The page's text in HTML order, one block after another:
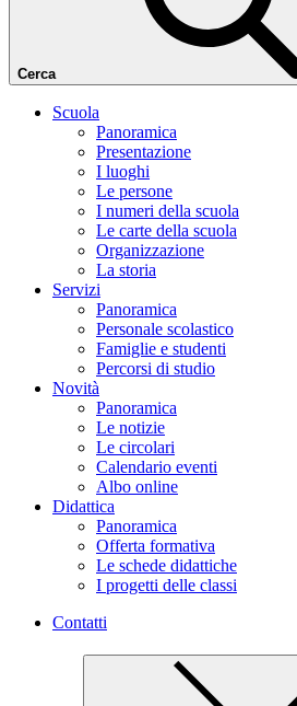
Cerca
Scuola
Panoramica
Presentazione
I luoghi
Le persone
I numeri della scuola
Le carte della scuola
Organizzazione
La storia
Servizi
Panoramica
Personale scolastico
Famiglie e studenti
Percorsi di studio
Novità
Panoramica
Le notizie
Le circolari
Calendario eventi
Albo online
Didattica
Panoramica
Offerta formativa
Le schede didattiche
I progetti delle classi
Contatti